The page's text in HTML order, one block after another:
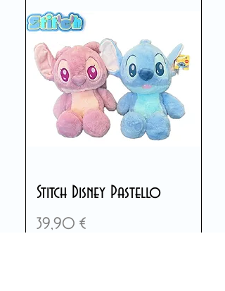
Stitch Disney Pastello
Preis
39,90 €